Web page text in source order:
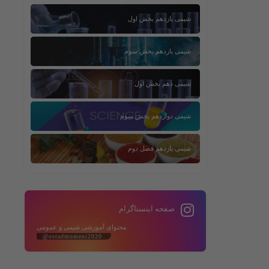
شیمی یازدهم بخش اول
شیمی یازدهم بخش سوم
شیمی دهم بخش اول
شیمی دوازدهم بخش سوم
شیمی یازدهم فصل دوم
صفحه اینستاگرام
محتوای آموزشی شیمی و عمومی
@ostadmomeni2020